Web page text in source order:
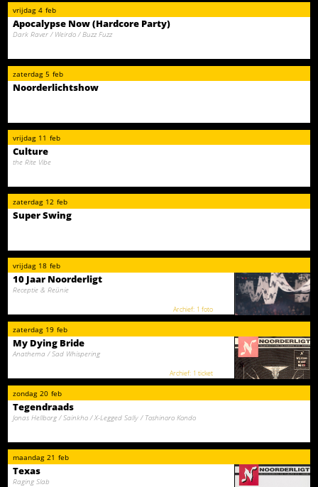
vrijdag 4 feb
Apocalypse Now (Hardcore Party)
Dark Raver / Weirdo / Buzz Fuzz
zaterdag 5 feb
Noorderlichtshow
vrijdag 11 feb
Culture
the Rite Vibe
zaterdag 12 feb
Super Swing
vrijdag 18 feb
10 Jaar Noorderligt
Receptie & Reünie
1 foto
zaterdag 19 feb
My Dying Bride
Anathema / Sad Whispering
1 ticket
zondag 20 feb
Tegendraads
Jonas Hellborg / Sainkho / X-Legged Sally / Toshinoro Kondo
maandag 21 feb
Texas
Raging Slab